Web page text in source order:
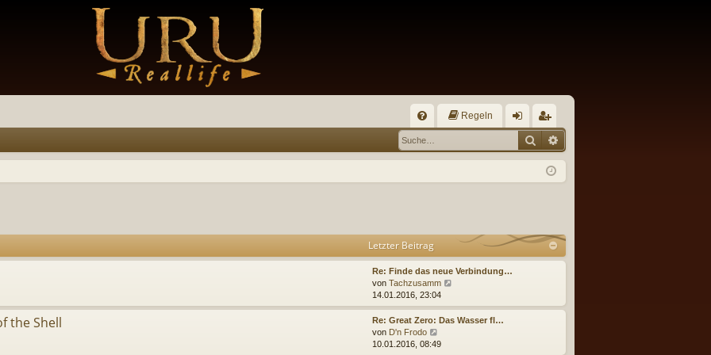
FA
Q
Regeln
m
n
eg
ist
n
Suche
Letzter Beitrag
Re: Finde das neue Verbindung…
von Tachzusamm
u
e
14.01.2016, 23:04
the Shell
Re: Great Zero: Das Wasser fl…
von D'n Frodo
e
10.01.2016, 08:49